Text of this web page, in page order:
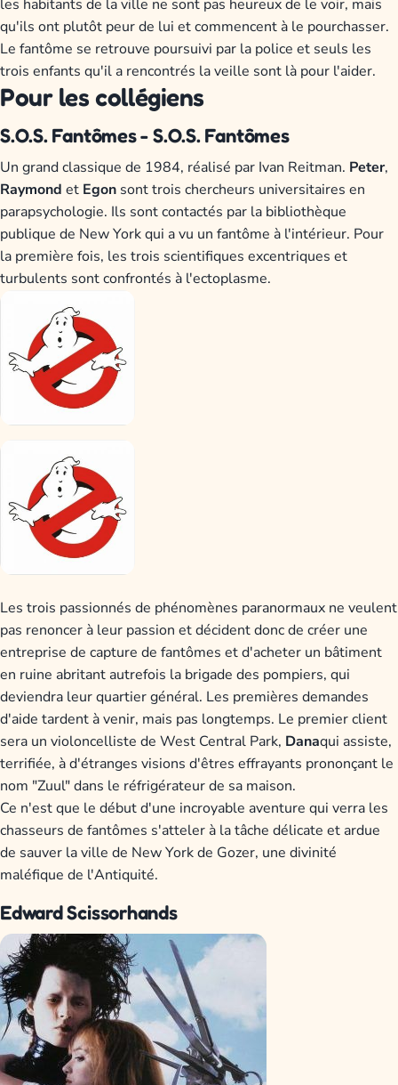
les habitants de la ville ne sont pas heureux de le voir, mais
qu'ils ont plutôt peur de lui et commencent à le pourchasser.
Le fantôme se retrouve poursuivi par la police et seuls les
trois enfants qu'il a rencontrés la veille sont là pour l'aider.
Pour les collégiens
S.O.S. Fantômes - S.O.S. Fantômes
Un grand classique de 1984, réalisé par Ivan Reitman. Peter,
Raymond et Egon sont trois chercheurs universitaires en
parapsychologie. Ils sont contactés par la bibliothèque
publique de New York qui a vu un fantôme à l'intérieur. Pour
la première fois, les trois scientifiques excentriques et
turbulents sont confrontés à l'ectoplasme.
Les trois passionnés de phénomènes paranormaux ne veulent
pas renoncer à leur passion et décident donc de créer une
entreprise de capture de fantômes et d'acheter un bâtiment
en ruine abritant autrefois la brigade des pompiers, qui
deviendra leur quartier général. Les premières demandes
d'aide tardent à venir, mais pas longtemps. Le premier client
sera un violoncelliste de West Central Park, Danaqui assiste,
terrifiée, à d'étranges visions d'êtres effrayants prononçant le
nom "Zuul" dans le réfrigérateur de sa maison.
Ce n'est que le début d'une incroyable aventure qui verra les
chasseurs de fantômes s'atteler à la tâche délicate et ardue
de sauver la ville de New York de Gozer, une divinité
maléfique de l'Antiquité.
Edward Scissorhands